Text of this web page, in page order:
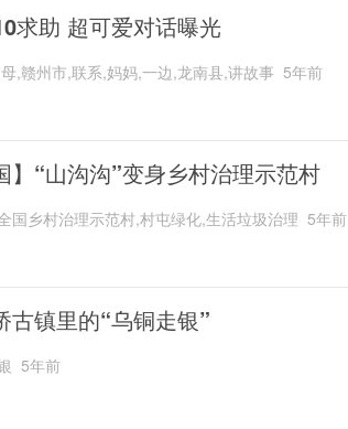
求助 超可爱对话曝光
,赣州市,联系,妈妈,一边,龙南县,讲故事 5年前
】“山沟沟”变身乡村治理示范村
国乡村治理示范村,村屯绿化,生活垃圾治理 5年前
古镇里的“乌铜走银”
5年前